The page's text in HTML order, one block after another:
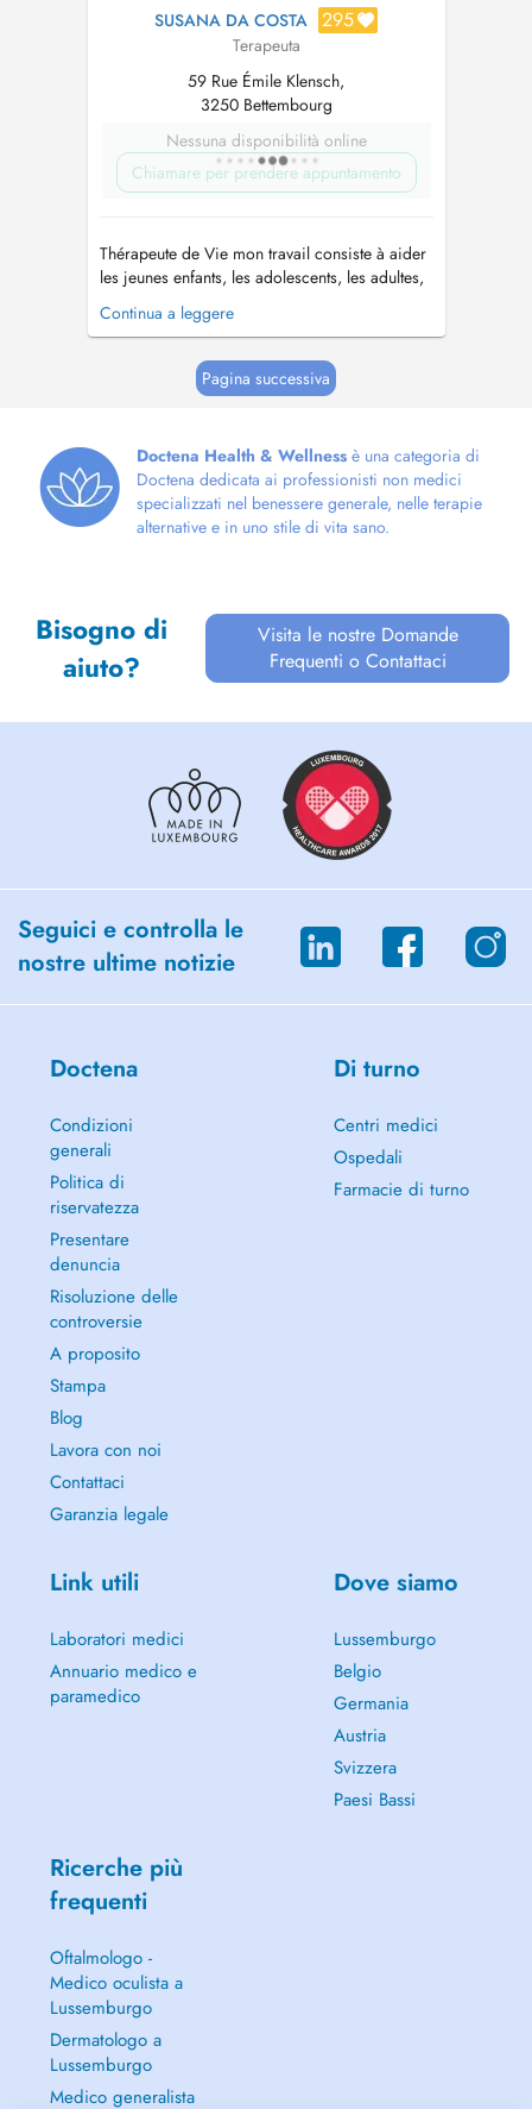
SUSANA DA COSTA 295
Terapeuta
59 Rue Émile Klensch,
3250 Bettembourg
Nessuna disponibilità online
Chiamare per prendere appuntamento
Thérapeute de Vie mon travail consiste à aider
les jeunes enfants, les adolescents, les adultes,
ainsi que les moins jeunes en les
accompagnant à un moment donné lors de leur
problématiques ou blocages, allant de la
confiance en soi, à des difficultés comme le...
Continua a leggere
Pagina successiva
Doctena Health & Wellness è una categoria di
Doctena dedicata ai professionisti non medici
specializzati nel benessere generale, nelle terapie
alternative e in uno stile di vita sano.
Bisogno di
aiuto?
Visita le nostre Domande
Frequenti o Contattaci
Seguici e controlla le
nostre ultime notizie
Doctena
Condizioni
generali
Politica di
riservatezza
Presentare
denuncia
Risoluzione delle
controversie
A proposito
Stampa
Blog
Lavora con noi
Contattaci
Garanzia legale
Di turno
Centri medici
Ospedali
Farmacie di turno
Link utili
Laboratori medici
Annuario medico e
paramedico
Dove siamo
Lussemburgo
Belgio
Germania
Austria
Svizzera
Paesi Bassi
Ricerche più
frequenti
Oftalmologo -
Medico oculista a
Lussemburgo
Dermatologo a
Lussemburgo
Medico generalista